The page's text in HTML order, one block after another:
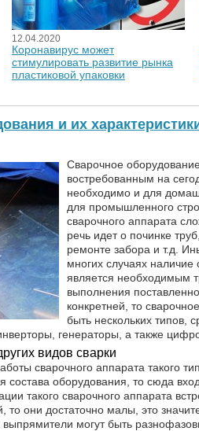
12.04.2020
Коронавирус может
стимулировать развитие рынка
пластиковой упаковки
и их
Сварочное
востребованным на
необходимо и для
для промышленного
сварочного аппарата
речь идет о починке
ремонте забора и т.д.
многих случаях наличие
является необходимым
выполнения
конкретней, то
быть нескольких типов,
генераторы, а также
видов сварки
сварочного аппарата такого
состава оборудования, то сюда
такого сварочного аппарата
то они достаточно малы, это
могут быть